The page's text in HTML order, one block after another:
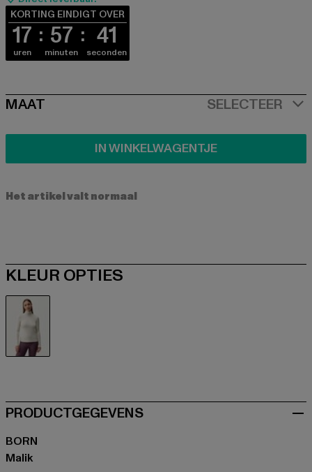
KORTING EINDIGT OVER
17
uren
57
minuten
40
seconden
SIZE
MAAT SELECTEER
IN WINKELWAGENTJE
Het artikel valt normaal
KLEUR OPTIES
PRODUCTGEGEVENS
BORN
Malik